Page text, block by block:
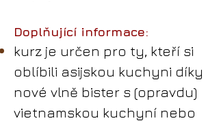
Doplňující informace:
kurz je určen pro ty, kteří si
oblíbili asijskou kuchyni díky
nové vlně bister s (opravdu)
vietnamskou kuchyní nebo